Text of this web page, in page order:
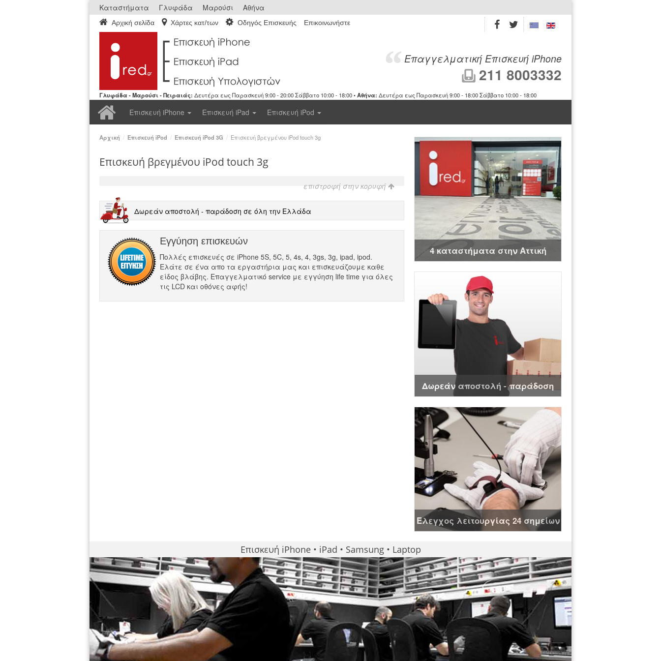
Καταστήματα Γλυφάδα Μαρούσι Αθήνα
Αρχική σελίδα Χάρτες κατ/των Οδηγός Επισκευής Επικοινωνήστε
Επαγγελματική Επισκευή iPhone
211 8003332
Γλυφάδα - Μαρούσι - Πειραιάς: Δευτέρα εως Παρασκευή 9:00 - 20:00 Σάββατο 10:00 - 18:00 •Αθήνα: Δευτέρα εως Παρασκευή 9:00 - 18:00 Σάββατο 10:00 - 18:00
Αρχική
Επισκευή iPhone Επισκευή iPad Επισκευή iPod
Αρχική / Επισκευή iPod / Επισκευή iPod 3G / Επισκευή βρεγμένου iPod touch 3g
Επισκευή βρεγμένου iPod touch 3g
επιστροφή στην κορυφή
Δωρεάν αποστολή - παράδοση σε όλη την Ελλάδα
Εγγύηση επισκευών
Πολλές επισκευές σε iPhone 5S, 5C, 5, 4s, 4, 3gs, 3g, ipad, ipod.
Ελάτε σε ένα απο τα εργαστήρια μας και επισκευάζουμε καθε
είδος βλάβης. Επαγγελματικό service με εγγύηση life time για όλες
τις LCD και οθόνες αφής!
4 καταστήματα στην Αττική
Δωρεάν αποστολή - παράδοση
Έλεγχος λειτουργίας 24 σημείων
Επισκευή iPhone • iPad • Samsung • Laptop